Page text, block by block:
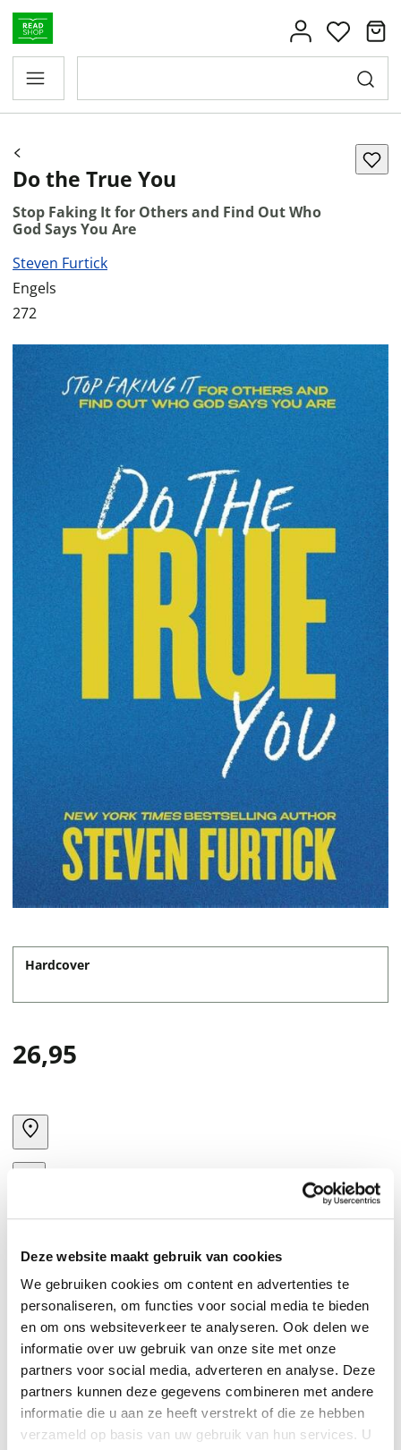
Deze website maakt gebruik van cookies
We gebruiken cookies om content en advertenties te
personaliseren, om functies voor social media te bieden
en om ons websiteverkeer te analyseren. Ook delen we
informatie over uw gebruik van onze site met onze
partners voor social media, adverteren en analyse. Deze
partners kunnen deze gegevens combineren met andere
informatie die u aan ze heeft verstrekt of die ze hebben
verzameld op basis van uw gebruik van hun services. U
Do the True You
Stop Faking It for Others and Find Out Who
God Says You Are
Steven Furtick
Engels
272
Hardcover
26,95
New York Times Bestselling author and beloved pastor
Steven Furtick focuses on young and new adult
readers, calling them to a life of authenticity and
offering them the tools they need to live into their
calling.